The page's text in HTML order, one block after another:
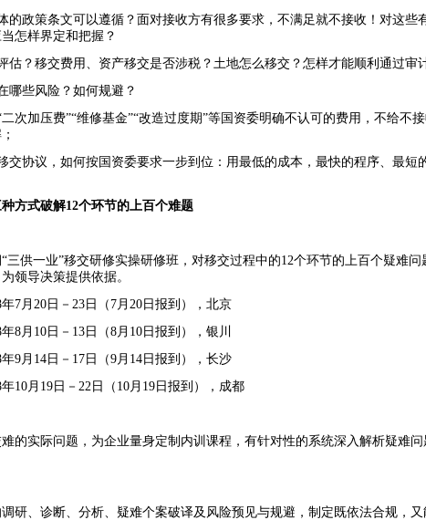
的政策条文可以遵循？面对接收方有很多要求，不满足就不接收！对这些
怎样界定和把握？
估？移交费用、资产移交是否涉税？土地怎么移交？怎样才能顺利通过审
哪些风险？如何规避？
二次加压费”“维修基金”“改造过度期”等国资委明确不认可的费用，不给不
交协议，如何按国资委要求一步到位：用最低的成本，最快的程序、最短
方式破解12个环节的上百个难题
“三供一业”移交研修实操研修班，对移交过程中的12个环节的上百个疑难问
领导决策提供依据。
年7月20 日－23 日（ 7月20 日报到），北京
年8月 10 日－ 13 日（8月 10 日报到），银川
年9月 14 日－ 17 日（9月 14 日报到），长沙
年10月 19 日－22 日（ 10月 19 日报到），成都
的实际问题，为企业量身定制内训课程，有针对性的系统深入解析疑难问
研、诊断、分析、疑难个案破译及风险预见与规避，制定既依法合规，